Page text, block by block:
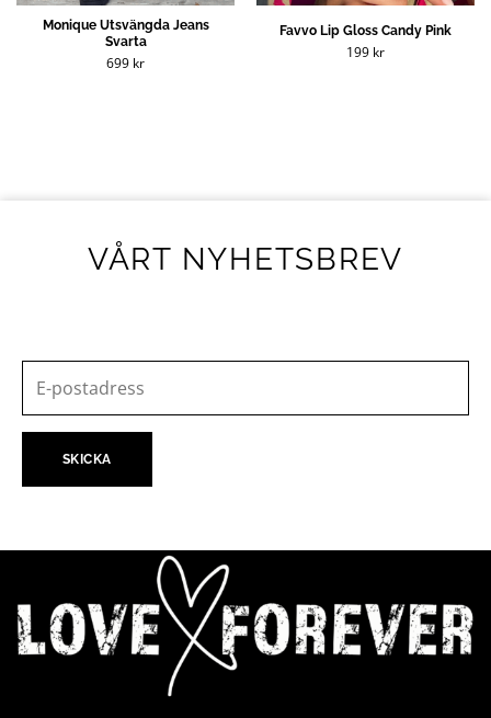
Monique Utsvängda Jeans
Svarta
699 kr
Favvo Lip Gloss Candy Pink
199 kr
VÅRT NYHETSBREV